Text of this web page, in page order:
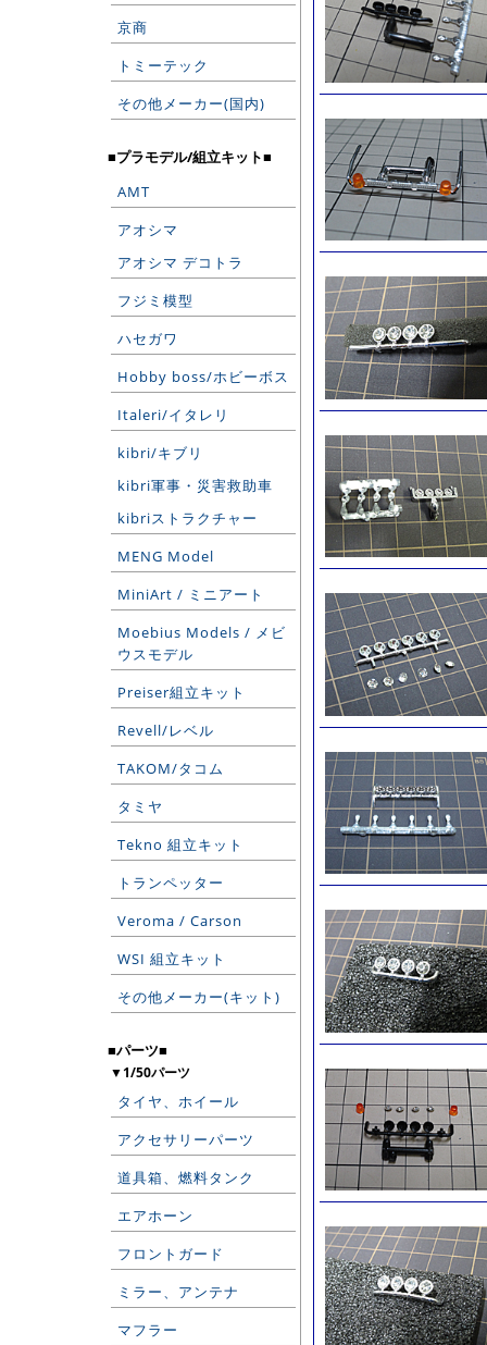
京商
トミーテック
その他メーカー(国内)
■プラモデル/組立キット■
AMT
アオシマ
アオシマ デコトラ
フジミ模型
ハセガワ
Hobby boss/ホビーボス
Italeri/イタレリ
kibri/キブリ
kibri軍事・災害救助車
kibriストラクチャー
MENG Model
MiniArt / ミニアート
Moebius Models / メビ
ウスモデル
Preiser組立キット
Revell/レベル
TAKOM/タコム
タミヤ
Tekno 組立キット
トランペッター
Veroma / Carson
WSI 組立キット
その他メーカー(キット)
■パーツ■
▼1/50パーツ
タイヤ、ホイール
アクセサリーパーツ
道具箱、燃料タンク
エアホーン
フロントガード
ミラー、アンテナ
マフラー